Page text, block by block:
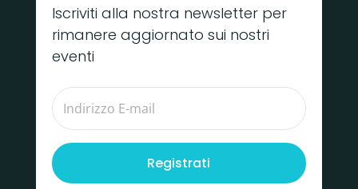
Iscriviti alla nostra newsletter per
rimanere aggiornato sui nostri
eventi
Registrati